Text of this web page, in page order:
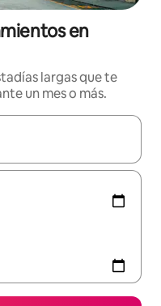
en
largas que te
un mes o más.
navega con las